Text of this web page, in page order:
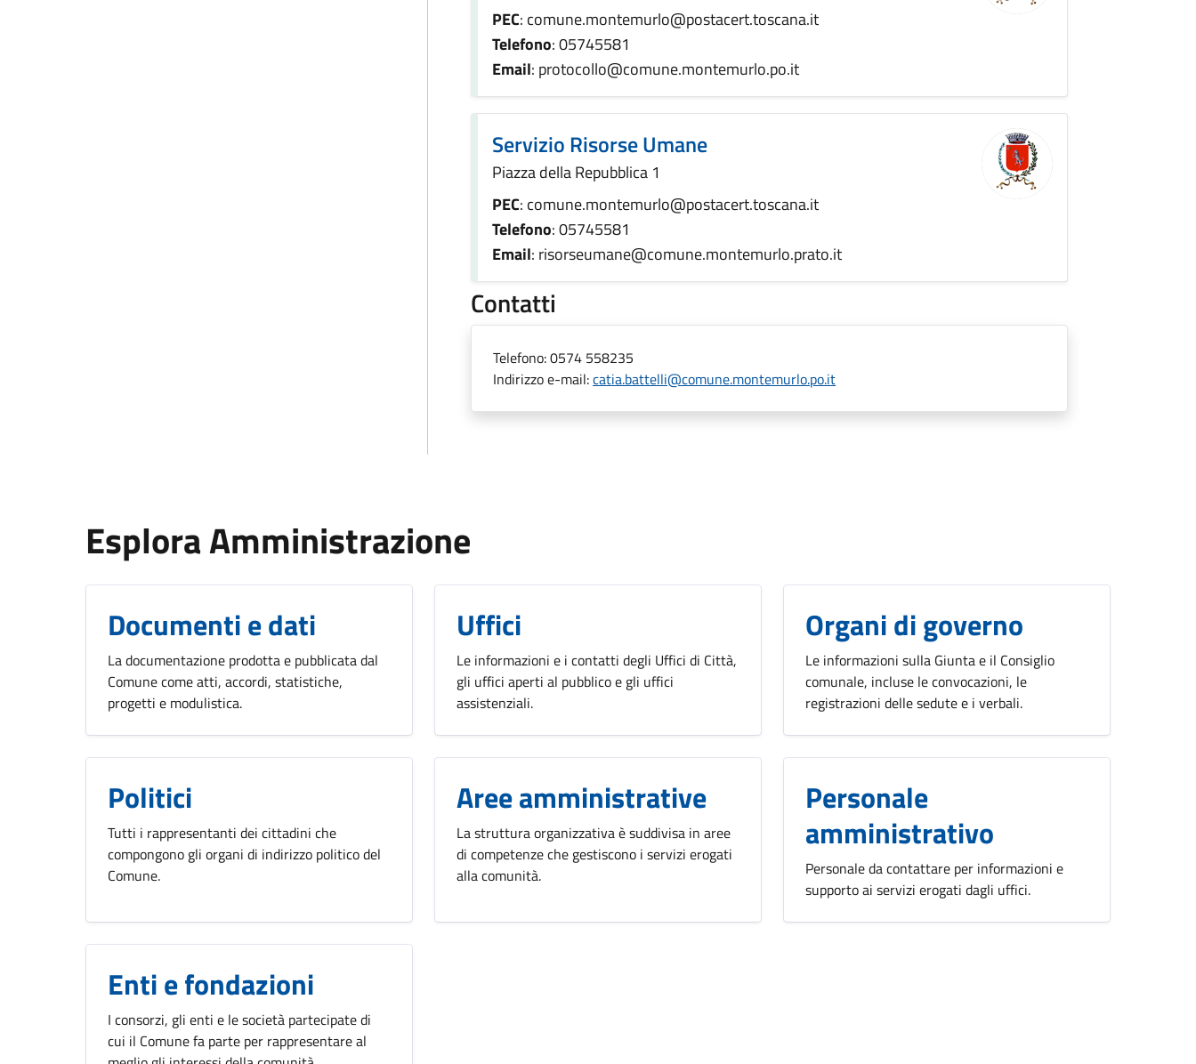
PEC: comune.montemurlo@postacert.toscana.it
Telefono: 05745581
Email: protocollo@comune.montemurlo.po.it
Servizio Risorse Umane
Piazza della Repubblica 1
PEC: comune.montemurlo@postacert.toscana.it
Telefono: 05745581
Email: risorseumane@comune.montemurlo.prato.it
Contatti
Telefono:0574 558235
Indirizzo e-mail:catia.battelli@comune.montemurlo.po.it
Esplora Amministrazione
Documenti e dati
La documentazione prodotta e pubblicata dal
Comune come atti, accordi, statistiche,
progetti e modulistica.
Uffici
Le informazioni e i contatti degli Uffici di Città,
gli uffici aperti al pubblico e gli uffici
assistenziali.
Organi di governo
Le informazioni sulla Giunta e il Consiglio
comunale, incluse le convocazioni, le
registrazioni delle sedute e i verbali.
Politici
Tutti i rappresentanti dei cittadini che
compongono gli organi di indirizzo politico del
Comune.
Aree amministrative
La struttura organizzativa è suddivisa in aree
di competenze che gestiscono i servizi erogati
alla comunità.
Personale
amministrativo
Personale da contattare per informazioni e
supporto ai servizi erogati dagli uffici.
Enti e fondazioni
I consorzi, gli enti e le società partecipate di
cui il Comune fa parte per rappresentare al